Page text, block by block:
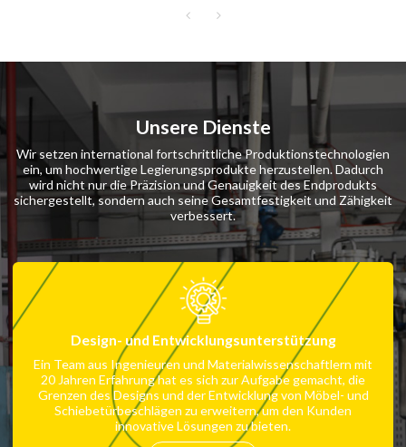
Unsere Dienste
Wir setzen international fortschrittliche Produktionstechnologien
ein, um hochwertige Legierungsprodukte herzustellen. Dadurch
wird nicht nur die Präzision und Genauigkeit des Endprodukts
sichergestellt, sondern auch seine Gesamtfestigkeit und Zähigkeit
verbessert.
Design- und Entwicklungsunterstützung
Ein Team aus Ingenieuren und Materialwissenschaftlern mit
20 Jahren Erfahrung hat es sich zur Aufgabe gemacht, die
Grenzen des Designs und der Entwicklung von Möbel- und
Schiebetürbeschlägen zu erweitern, um den Kunden
innovative Lösungen zu bieten.